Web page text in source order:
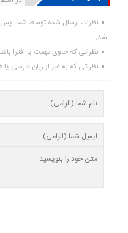
نظرات ارسال شده توسط شما، پس
شد.
نظراتی که حاوی تهمت یا افترا
نظراتی که به غیر از زبان فارسی